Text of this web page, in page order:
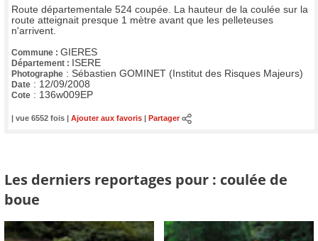
Route départementale 524 coupée. La hauteur de la coulée sur la
route atteignait presque 1 mètre avant que les pelleteuses
n'arrivent.
Commune : GIERES
Département : ISERE
Photographe : Sébastien GOMINET (Institut des Risques Majeurs)
Date : 12/09/2008
Cote : 136w009EP
| vue 6552 fois | Ajouter aux favoris Partager
Les derniers reportages pour : coulée de
boue